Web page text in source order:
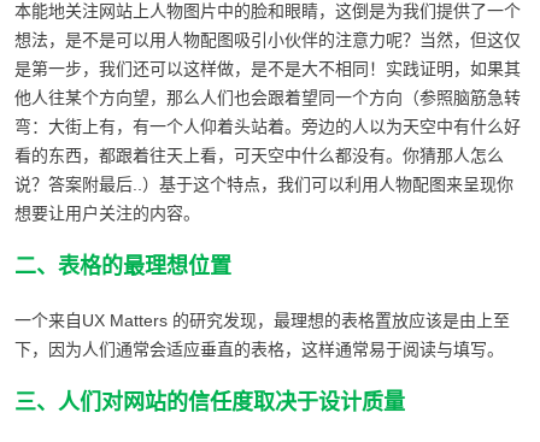
本能地关注网站上人物图片中的脸和眼睛，这倒是为我们提供了一个
想法，是不是可以用人物配图吸引小伙伴的注意力呢？当然，但这仅
是第一步，我们还可以这样做，是不是大不相同！实践证明，如果其
他人往某个方向望，那么人们也会跟着望同一个方向（参照脑筋急转
弯：大街上有，有一个人仰着头站着。旁边的人以为天空中有什么好
看的东西，都跟着往天上看，可天空中什么都没有。你猜那人怎么
说？答案附最后..）基于这个特点，我们可以利用人物配图来呈现你
想要让用户关注的内容。
二、表格的最理想位置
一个来自UX Matters 的研究发现，最理想的表格置放应该是由上至
下，因为人们通常会适应垂直的表格，这样通常易于阅读与填写。
三、人们对网站的信任度取决于设计质量